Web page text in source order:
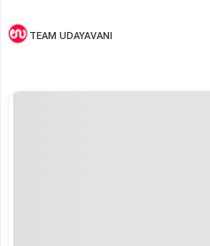
TEAM UDAYAVANI